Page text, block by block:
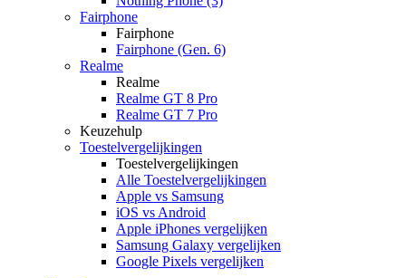
Fairphone
Fairphone
Fairphone (Gen. 6)
Realme
Realme
Realme GT 8 Pro
Realme GT 7 Pro
Keuzehulp
Toestelvergelijkingen
Toestelvergelijkingen
Alle Toestelvergelijkingen
Apple vs Samsung
iOS vs Android
Apple iPhones vergelijken
Samsung Galaxy vergelijken
Google Pixels vergelijken